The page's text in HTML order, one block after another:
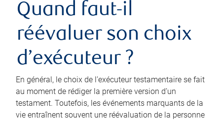
Quand faut-il
réévaluer son choix
d’exécuteur ?
En général, le choix de l’exécuteur testamentaire se fait
au moment de rédiger la première version d’un
testament. Toutefois, les événements marquants de la
vie entraînent souvent une réévaluation de la personne